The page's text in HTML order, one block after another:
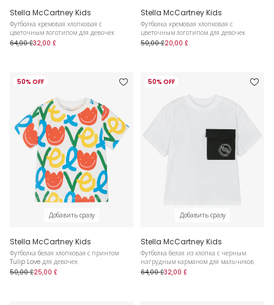
Stella McCartney Kids
Футболка кремовая хлопковая с
цветочным логотипом для девочек
64,00 £32,00 £
Stella McCartney Kids
Футболка кремовая хлопковая с
цветочным логотипом для девочек
50,00 £20,00 £
50% OFF
Добавить сразу
Stella McCartney Kids
Футболка белая хлопковая с принтом
Tulip Love для девочек
50,00 £25,00 £
50% OFF
Добавить сразу
Stella McCartney Kids
Футболка белая из хлопка с черным
нагрудным карманом для мальчиков
64,00 £32,00 £